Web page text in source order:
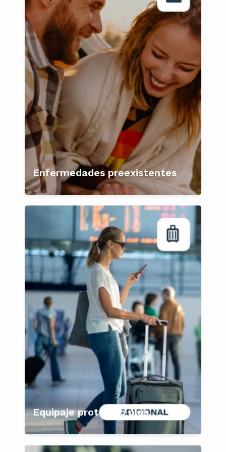
Enfermedades preexistentes
Equipaje protegido plus